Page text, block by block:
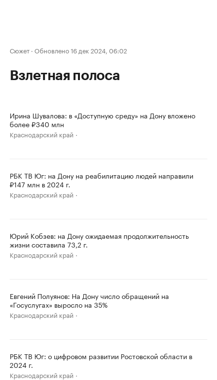
Сюжет · Обновлено 16 дек 2024, 06:02
Взлетная полоса
Ирина Шувалова: в «Доступную среду» на Дону вложено
более ₽340 млн
Краснодарский край
РБК ТВ Юг: на Дону на реабилитацию людей направили
₽147 млн в 2024 г.
Краснодарский край
Юрий Кобзев: на Дону ожидаемая продолжительность
жизни составила 73,2 г.
Краснодарский край
Евгений Полуянов: На Дону число обращений на
«Госуслугах» выросло на 35%
Краснодарский край
РБК ТВ Юг: о цифровом развитии Ростовской области в
2024 г.
Краснодарский край